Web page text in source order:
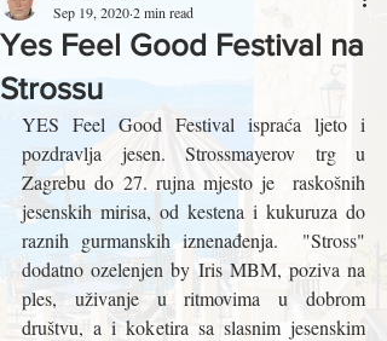
Yes Feel Good Festival na
Strossu
Sep 19, 20202 min read
YES Feel Good Festival ispraća ljeto i
pozdravlja jesen. Strossmayerov trg u
Zagrebu do 27. rujna mjesto je  raskošnih
jesenskih mirisa, od kestena i kukuruza do
raznih gurmanskih iznenađenja.  "Stross"
dodatno ozelenjen by Iris MBM, poziva na
ples, uživanje u ritmovima u dobrom
društvu, a i koketira sa slasnim jesenskim